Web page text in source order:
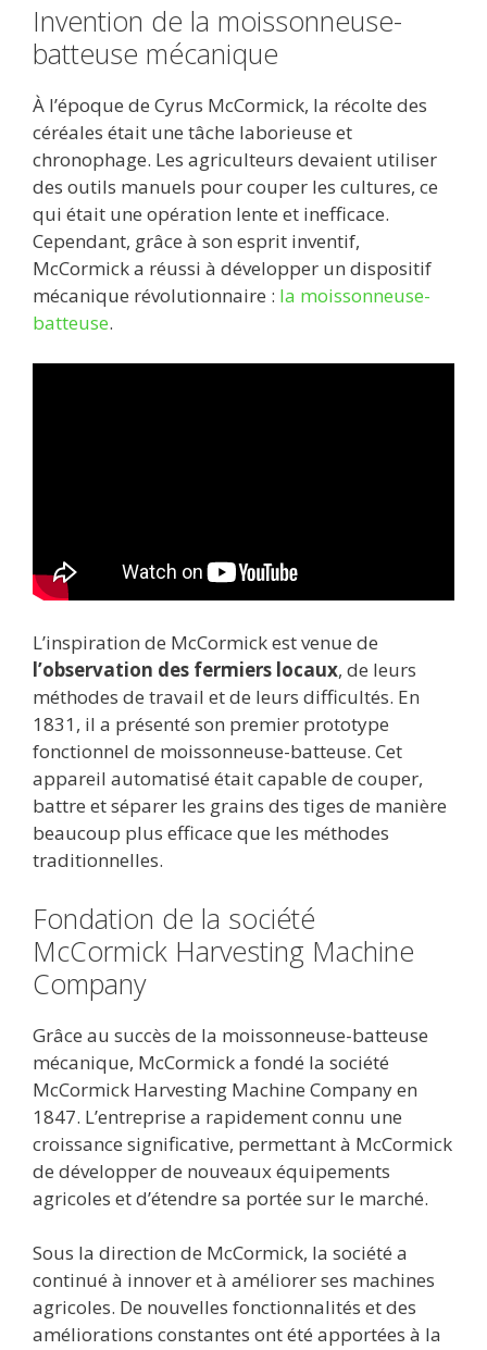
Invention de la moissonneuse-
batteuse mécanique
À l’époque de Cyrus McCormick, la récolte des
céréales était une tâche laborieuse et
chronophage. Les agriculteurs devaient utiliser
des outils manuels pour couper les cultures, ce
qui était une opération lente et inefficace.
Cependant, grâce à son esprit inventif,
McCormick a réussi à développer un dispositif
mécanique révolutionnaire : la moissonneuse-
batteuse.
L’inspiration de McCormick est venue de
l’observation des fermiers locaux, de leurs
méthodes de travail et de leurs difficultés. En
1831, il a présenté son premier prototype
fonctionnel de moissonneuse-batteuse. Cet
appareil automatisé était capable de couper,
battre et séparer les grains des tiges de manière
beaucoup plus efficace que les méthodes
traditionnelles.
Fondation de la société
McCormick Harvesting Machine
Company
Grâce au succès de la moissonneuse-batteuse
mécanique, McCormick a fondé la société
McCormick Harvesting Machine Company en
1847. L’entreprise a rapidement connu une
croissance significative, permettant à McCormick
de développer de nouveaux équipements
agricoles et d’étendre sa portée sur le marché.
Sous la direction de McCormick, la société a
continué à innover et à améliorer ses machines
agricoles. De nouvelles fonctionnalités et des
améliorations constantes ont été apportées à la